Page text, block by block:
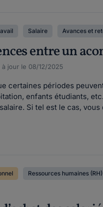
Salaire Avances et
entre un
jour le 08/12/2025
certaines périodes
enfants étudiants,
Si tel est le cas,
Ressources humaines (RH)